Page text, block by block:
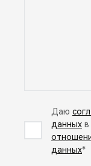
Даю
данных в
данных*